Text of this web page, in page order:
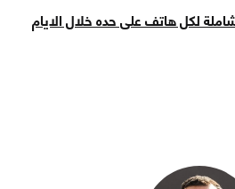
لكل هاتف على حده خلال الايام